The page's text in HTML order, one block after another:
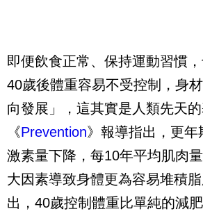
即便飲食正常、保持運動習慣，
40歲後體重容易不受控制，身
向發展」，這其實是人類先天
《Prevention》報導指出，更
激素量下降，每10年平均肌肉
大因素導致身體更為容易堆積
出，40歲控制體重比單純的減